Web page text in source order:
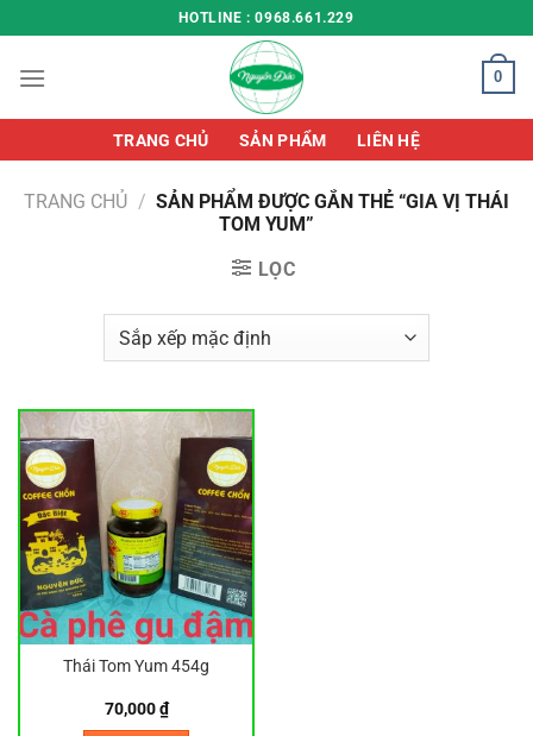
đến
nội
HOTLINE : 0968.661.229
0
TRANG CHỦ SẢN PHẨM LIÊN HỆ
TRANG CHỦ / SẢN PHẨM ĐƯỢC GẮN THẺ “GIA VỊ THÁI
TOM YUM”
LỌC
Thái Tom Yum 454g
70,000₫